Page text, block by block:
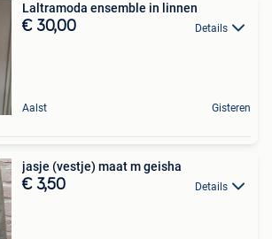
Laltramoda ensemble in linnen
€ 30,00 Details
Aalst Gisteren
jasje (vestje) maat m geisha
€ 3,50 Details